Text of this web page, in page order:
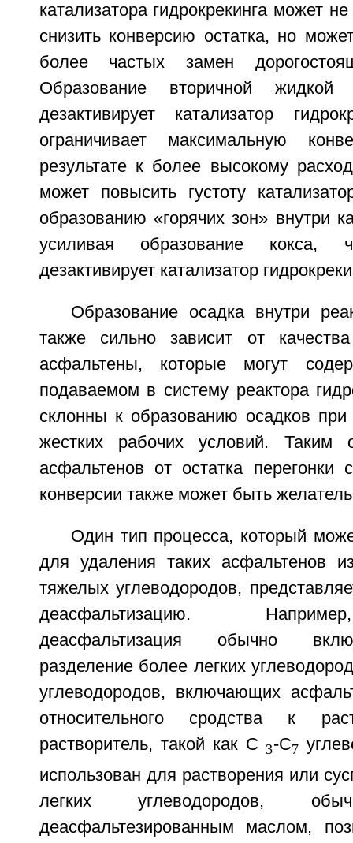
катализатора гидрокрекинга может
снизить конверсию остатка, но
более частых замен
Образование вторичной
дезактивирует катализатор
ограничивает максимальную
результате к более высокому
может повысить густоту
образованию «горячих зон» внутри
усиливая образование кокса,
дезактивирует катализатор
Образование осадка внутри
также сильно зависит от
асфальтены, которые могут
подаваемом в систему реактора
склонны к образованию осадков
жестких рабочих условий. Таким
асфальтенов от остатка
конверсии также может быть
Один тип процесса, который
для удаления таких асфальтенов
тяжелых углеводородов,
деасфальтизацию.
деасфальтизация обычно
разделение более легких
углеводородов, включающих
относительного сродства к
растворитель, такой как С 3-С7
использован для растворения или
легких углеводородов,
деасфальтезированным маслом,